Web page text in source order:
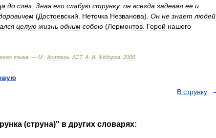
до слёз Зная его слабую струнку, он всегда задевал её и
(Достоевский Неточка Незванова). Он не знает людей
целую жизнь одним собою (Лермонтов Герой нашего
языка . — М : Астрель АСТ. А И Фёдоров 2008
В струнку
(струна)" в других словарях: